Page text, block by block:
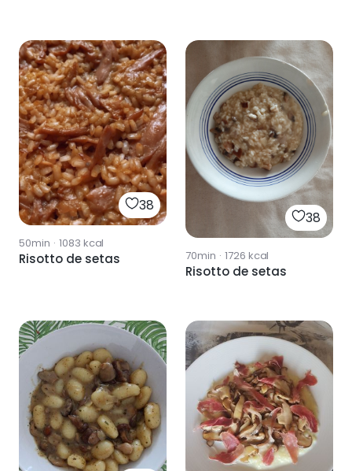
38
50min · 1083 kcal
Risotto de setas
38
70min · 1726 kcal
Risotto de setas